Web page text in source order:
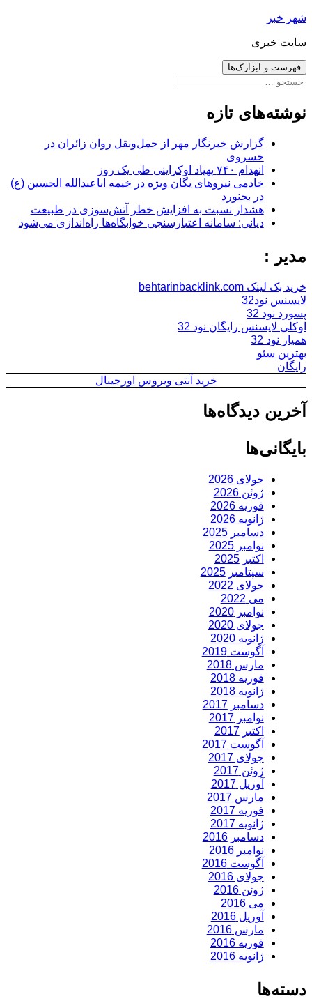
رفتن
نوشته‌ها
شهر خبر
سایت خبری
فهرست و ابزارک‌ها
جستجو
نوشته‌های تازه
گزارش خبرنگار مهر از حمل‌ونقل روان زائران در
خسروی
انهدام ۷۴۰ پهپاد اوکراینی طی یک روز
خادمی نیروهای یگان ویژه در خیمه اباعبدالله الحسین (ع)
در بجنورد
هشدار نسبت به افزایش خطر آتش‌سوزی در طبیعت
دیانی: سامانه اعتبارسنجی خوابگاه‌ها راه‌اندازی می‌شود
مدیر :
خرید بک لینک behtarinbacklink.com
لایسنس نود32
پسورد نود 32
اوکلی لایسنس رایگان نود 32
همیار نود 32
بهترین سئو
رایگان
خرید آنتی ویروس اورجینال
آخرین دیدگاه‌ها
بایگانی‌ها
جولای 2026
ژوئن 2026
فوریه 2026
ژانویه 2026
دسامبر 2025
نوامبر 2025
اکتبر 2025
سپتامبر 2025
جولای 2022
می 2022
نوامبر 2020
جولای 2020
ژانویه 2020
آگوست 2019
مارس 2018
فوریه 2018
ژانویه 2018
دسامبر 2017
نوامبر 2017
اکتبر 2017
آگوست 2017
جولای 2017
ژوئن 2017
آوریل 2017
مارس 2017
فوریه 2017
ژانویه 2017
دسامبر 2016
نوامبر 2016
آگوست 2016
جولای 2016
ژوئن 2016
می 2016
آوریل 2016
مارس 2016
فوریه 2016
ژانویه 2016
دسته‌ها